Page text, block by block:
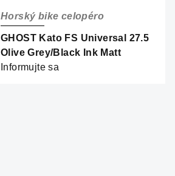
GHOST Kato FS Universal 27.5
Olive Grey/Black Ink Matt
Horský bike celopéro
Informujte sa